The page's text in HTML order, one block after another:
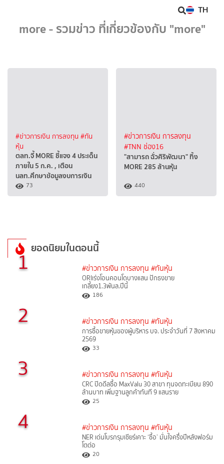
TH
more - รวมข่าว ที่เกี่ยวข้องกับ "more"
#ข่าวการเงิน การลงทุน #ทัน
หุ้น
ตลท.จี้ MORE ชี้แจง 4 ประเด็น
ภายใน 5 ก.ค. , เตือน
นลท.ศึกษาข้อมูลงบการเงิน
73
#ข่าวการเงิน การลงทุน
#TNN ช่อง16
"สามารถ ฉั่วศิริพัฒนา" ทิ้ง
MORE 285 ล้านหุ้น
440
ยอดนิยมในตอนนี้
1 #ข่าวการเงิน การลงทุน #ทันหุ้น
ORIเร่งโอนคอนโดบางแสน ปักธงขาย
เกลี้ยง1.3พันล.ปีนี้
186
2 #ข่าวการเงิน การลงทุน #ทันหุ้น
การซื้อขายหุ้นของผู้บริหาร บจ. ประจำวันที่ 7 สิงหาคม
2569
33
3 #ข่าวการเงิน การลงทุน #ทันหุ้น
CRC ปิดดีลซื้อ MaxValu 30 สาขา ทุนจดทะเบียน 890
ล้านบาท เพิ่มฐานลูกค้าทันที 9 แสนราย
25
4 #ข่าวการเงิน การลงทุน #ทันหุ้น
NER เด่นโบรกรุมเชียร์เคาะ ‘ซื้อ’ มั่นใจครึ่งปีหลังฟอร์ม
โตต่อ
20